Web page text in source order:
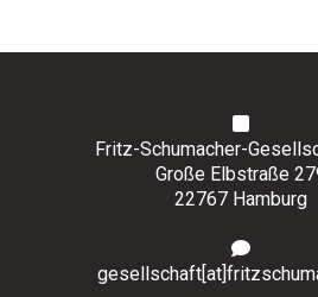
Fritz-Schumacher-
Große Elbstraße
22767 Hamburg